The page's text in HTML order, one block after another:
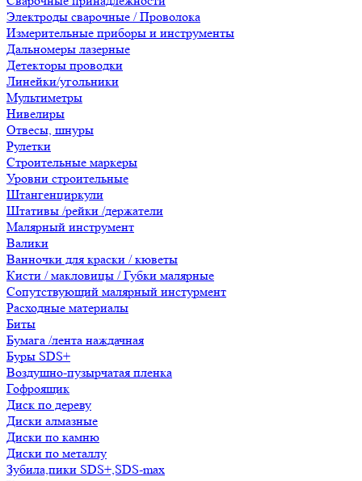
Электроды сварочные / Проволока
Измерительные приборы и инструменты
Дальномеры лазерные
Детекторы проводки
Линейки/угольники
Мультиметры
Нивелиры
Отвесы, шнуры
Рулетки
Строительные маркеры
Уровни строительные
Штангенциркули
Штативы /рейки /держатели
Малярный инструмент
Валики
Ванночки для краски / кюветы
Кисти / макловицы / Губки малярные
Сопутствующий малярный инстурмент
Расходные материалы
Биты
Бумага /лента наждачная
Буры SDS+
Воздушно-пузырчатая пленка
Гофроящик
Диск по дереву
Диски алмазные
Диски по камню
Диски по металлу
Зубила,пики SDS+,SDS-max